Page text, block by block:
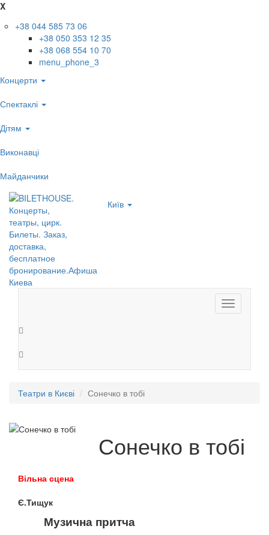
X
+38 044 585 73 06
+38 050 353 12 35
+38 068 554 10 70
menu_phone_3
Концерти
Спектаклі
Дітям
Виконавці
Майданчики
Київ
Toggle
navigation
Театри в Києві Сонечко в тобі
Сонечко в тобі
Вільна сцена
Є.Тищук
Музична притча